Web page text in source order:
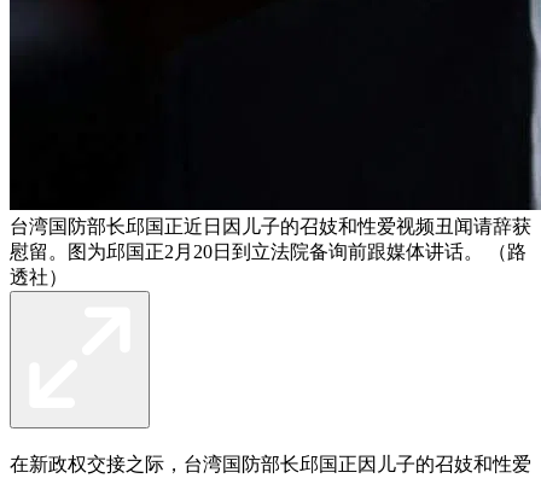
台湾国防部长邱国正近日因儿子的召妓和性爱视频丑闻请辞获
慰留。图为邱国正2月20日到立法院备询前跟媒体讲话。 （路
透社）
在新政权交接之际，台湾国防部长邱国正因儿子的召妓和性爱